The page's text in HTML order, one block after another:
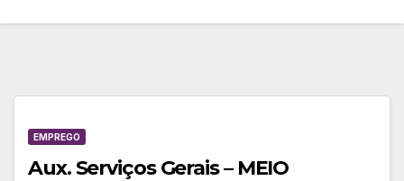
EMPREGO
Aux. Serviços Gerais – MEIO